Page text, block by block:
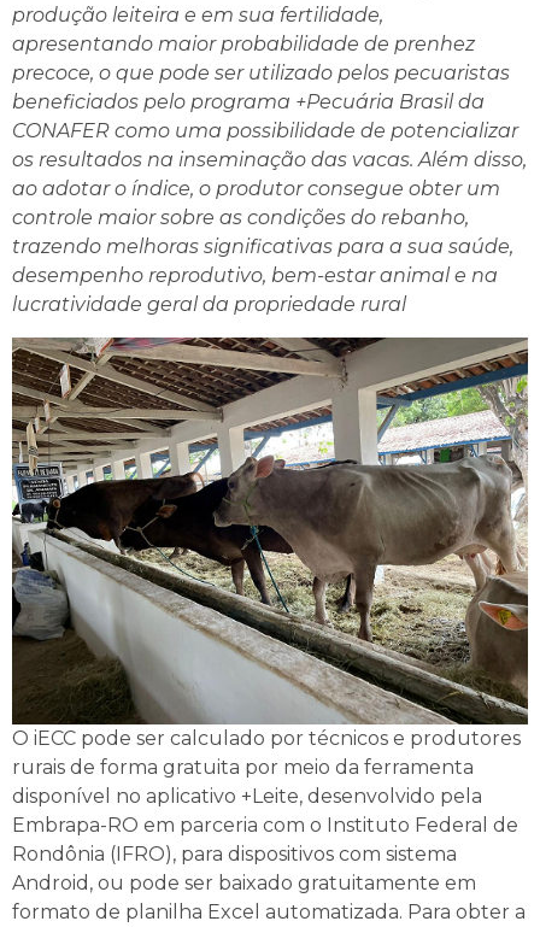
produção leiteira e em sua fertilidade,
apresentando maior probabilidade de prenhez
precoce, o que pode ser utilizado pelos pecuaristas
beneficiados pelo programa +Pecuária Brasil da
CONAFER como uma possibilidade de potencializar
os resultados na inseminação das vacas. Além disso,
ao adotar o índice, o produtor consegue obter um
controle maior sobre as condições do rebanho,
trazendo melhoras significativas para a sua saúde,
desempenho reprodutivo, bem-estar animal e na
lucratividade geral da propriedade rural
O iECC pode ser calculado por técnicos e produtores
rurais de forma gratuita por meio da ferramenta
disponível no aplicativo +Leite, desenvolvido pela
Embrapa-RO em parceria com o Instituto Federal de
Rondônia (IFRO), para dispositivos com sistema
Android, ou pode ser baixado gratuitamente em
formato de planilha Excel automatizada. Para obter a